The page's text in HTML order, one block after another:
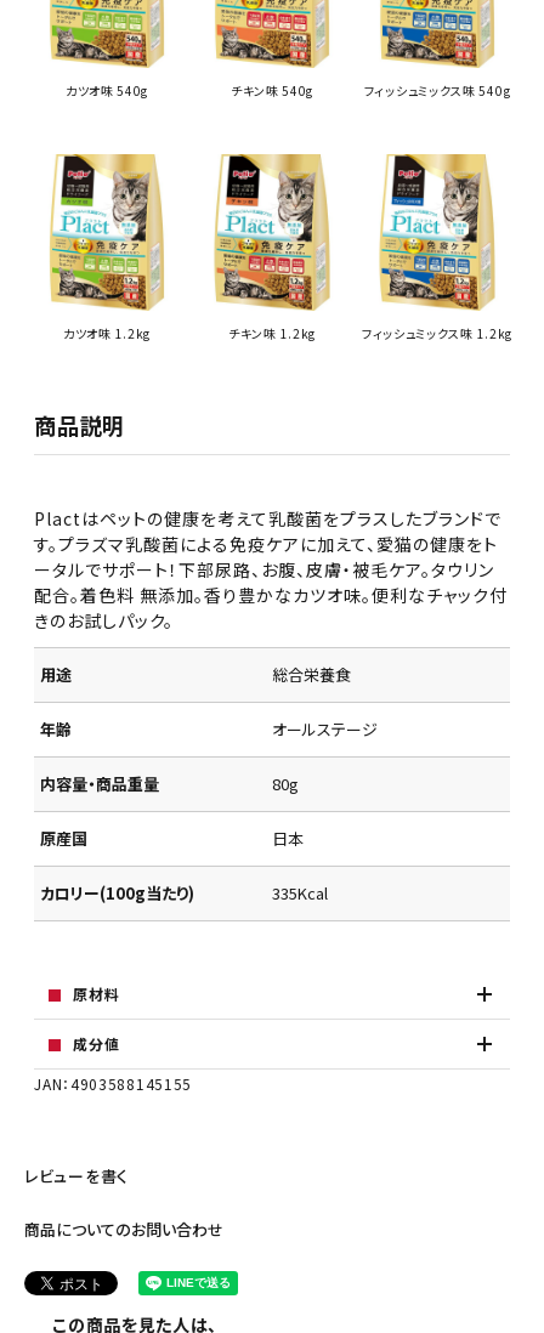
カツオ味 540g チキン味 540g フィッシュミックス味 540g
カツオ味 1.2kg チキン味 1.2kg フィッシュミックス味 1.2kg
商品説明
Plactはペットの健康を考えて乳酸菌をプラスしたブランドで
す。プラズマ乳酸菌による免疫ケアに加えて、愛猫の健康をト
ータルでサポート！下部尿路、お腹、皮膚・被毛ケア。タウリン
配合。着色料 無添加。香り豊かなカツオ味。便利なチャック付
きのお試しパック。
用途 総合栄養食
年齢 オールステージ
内容量・商品重量 80g
原産国 日本
カロリー(100g当たり) 335Kcal
原材料
成分値
JAN：4903588145155
レビューを書く
商品についてのお問い合わせ
この商品を見た人は、